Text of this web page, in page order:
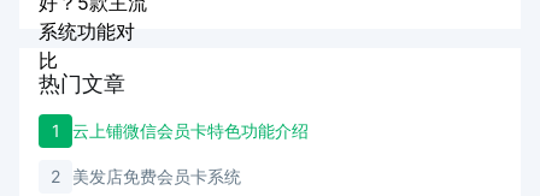
热门文章
1 云上铺微信会员卡特色功能介绍
2 美发店免费会员卡系统